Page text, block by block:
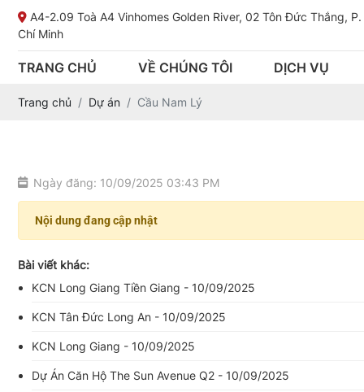
A4-2.09 Toà A4 Vinhomes Golden River, 02 Tôn Đức Thắng, P.
Chí Minh
TRANG CHỦ VỀ CHÚNG TÔI DỊCH VỤ
Trang chủ Dự án Cầu Nam Lý
Ngày đăng: 10/09/2025 03:43 PM
Nội dung đang cập nhật
Bài viết khác:
KCN Long Giang Tiền Giang - 10/09/2025
KCN Tân Đức Long An - 10/09/2025
KCN Long Giang - 10/09/2025
Dự Án Căn Hộ The Sun Avenue Q2 - 10/09/2025